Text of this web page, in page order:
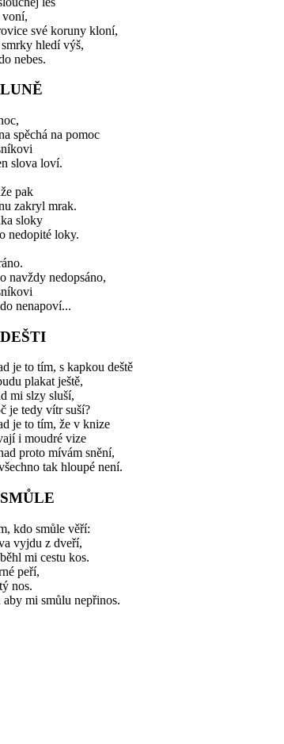
své koruny kloní,
smrky hledí výš,
nebes.
spěchá na pomoc
slova loví.
pak
zakryl mrak.
sloky
nedopité loky.
navždy nedopsáno,
nenapoví...
je to tím, s kapkou deště
plakat ještě,
mi slzy sluší,
je tedy vítr suší?
je to tím, že v knize
i moudré vize
proto mívám snění,
tak hloupé není.
kdo smůle věří:
vyjdu z dveří,
mi cestu kos.
peří,
nos.
aby mi smůlu nepřinos.